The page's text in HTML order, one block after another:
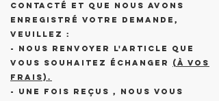
contacté et que nous avons
enregistré votre demande,
veuillez :
- nous renvoyer l'article que
vous souhaitez échanger (à vos
frais).
- Une fois reçus , nous vous